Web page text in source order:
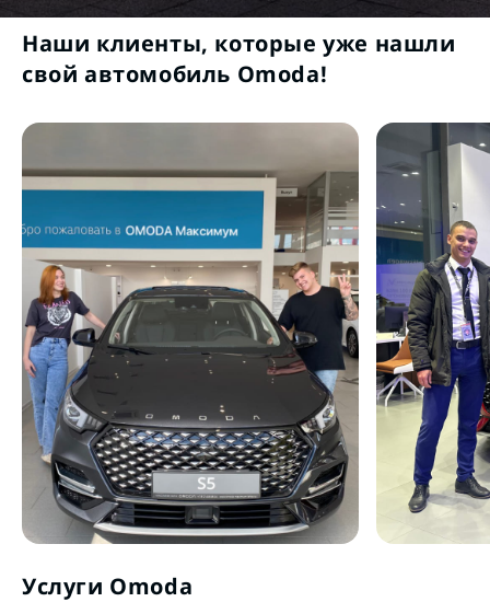
Наши клиенты, которые уже нашли
свой автомобиль Omoda!
Услуги Omoda